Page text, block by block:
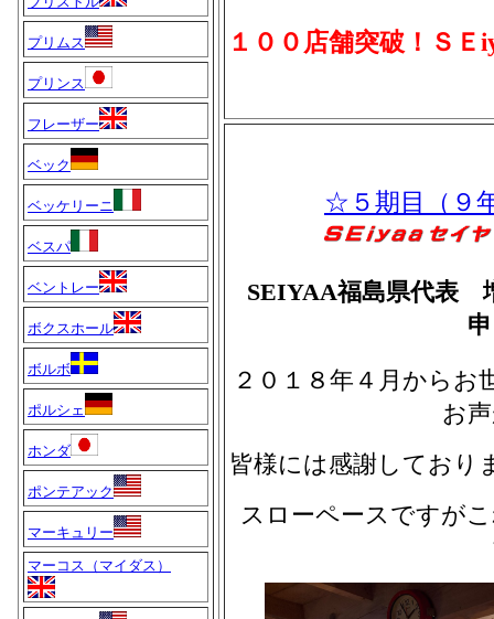
プリムス
プリンス
フレーザー
ベック
ベッケリーニ
ベスパ
ベントレー
ボクスホール
ボルボ
ポルシェ
ホンダ
ポンテアック
マーキュリー
マーコス（マイダス）
１００店舗突破！Ｓ
☆５期目（９
SEIYAA福島県代表
２０１８年４月から
お
皆様には感謝しており
スローペースですが